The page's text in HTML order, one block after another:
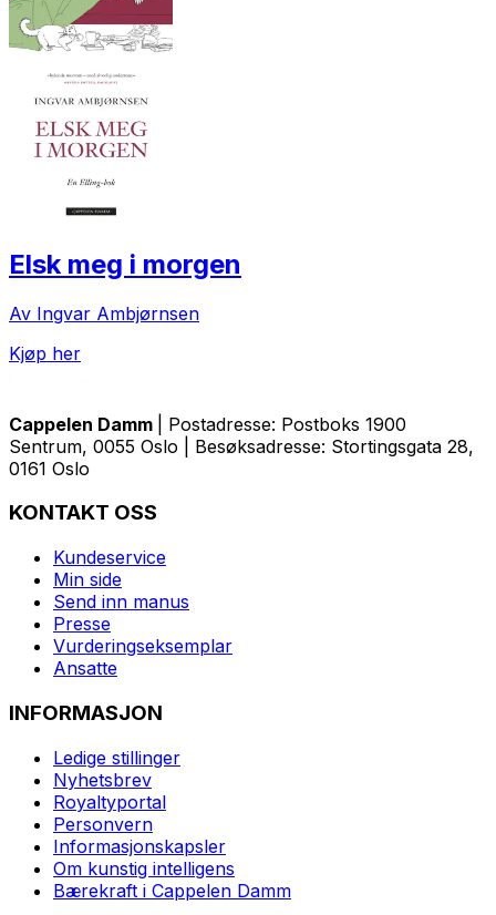
Elsk meg i morgen
Av Ingvar Ambjørnsen
Kjøp her
Cappelen Damm
| Postadresse: Postboks 1900
Sentrum, 0055 Oslo | Besøksadresse: Stortingsgata 28,
0161 Oslo
KONTAKT OSS
Kundeservice
Min side
Send inn manus
Presse
Vurderingseksemplar
Ansatte
INFORMASJON
Ledige stillinger
Nyhetsbrev
Royaltyportal
Personvern
Informasjonskapsler
Om kunstig intelligens
Bærekraft i Cappelen Damm